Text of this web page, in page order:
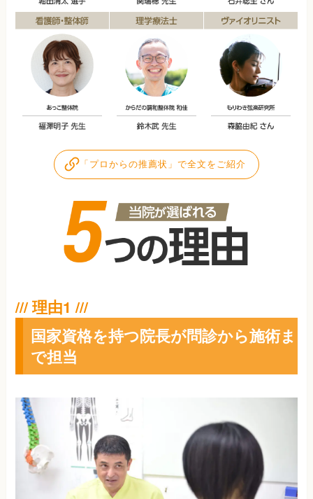
「プロからの推薦状」で全文をご紹介
国家資格を持つ院長が問診から施術ま
で担当